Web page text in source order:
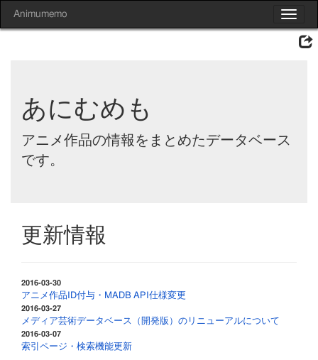
Toggle
Animumemo
あにむめも
アニメ作品の情報をまとめたデータベース
です。
更新情報
2016-03-30
アニメ作品ID付与・MADB API仕様変更
2016-03-27
メディア芸術データベース（開発版）のリニューアルについて
2016-03-07
索引ページ・検索機能更新